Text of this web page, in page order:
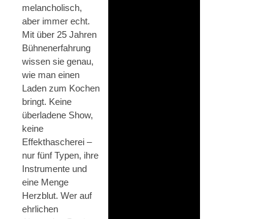
melancholisch,
aber immer echt.
Mit über 25 Jahren
Bühnenerfahrung
wissen sie genau,
wie man einen
Laden zum Kochen
bringt. Keine
überladene Show,
keine
Effekthascherei –
nur fünf Typen, ihre
Instrumente und
eine Menge
Herzblut. Wer auf
ehrlichen